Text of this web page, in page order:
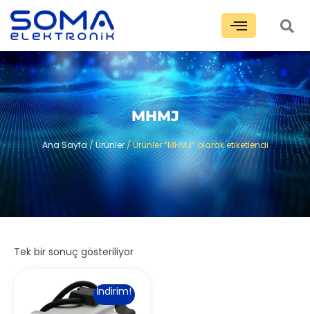
MHMJ
Ana Sayfa/Ürünler/ Ürünler “MHMJ” olarak etiketlendi
Tek bir sonuç gösteriliyor
İndirim!